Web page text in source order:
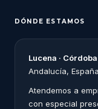
DÓNDE ESTAMOS
Lucena · Córdoba
Andalucía, España
Atendemos a
con especial